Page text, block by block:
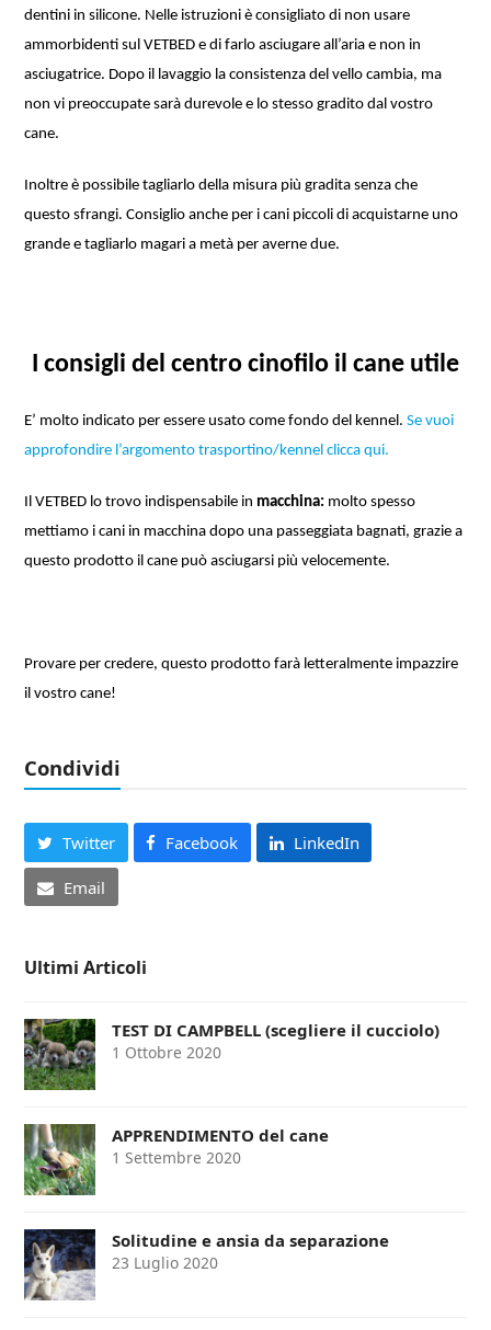
dentini in silicone. Nelle istruzioni è consigliato di non usare
ammorbidenti sul VETBED e di farlo asciugare all’aria e non in
asciugatrice. Dopo il lavaggio la consistenza del vello cambia, ma
non vi preoccupate sarà durevole e lo stesso gradito dal vostro
cane.
Inoltre è possibile tagliarlo della misura più gradita senza che
questo sfrangi. Consiglio anche per i cani piccoli di acquistarne uno
grande e tagliarlo magari a metà per averne due.
I consigli del centro cinofilo il cane utile
E’ molto indicato per essere usato come fondo del kennel. Se vuoi
approfondire l’argomento trasportino/kennel clicca qui.
Il VETBED lo trovo indispensabile in macchina: molto spesso
mettiamo i cani in macchina dopo una passeggiata bagnati, grazie a
questo prodotto il cane può asciugarsi più velocemente.
Provare per credere, questo prodotto farà letteralmente impazzire
il vostro cane!
Condividi
Twitter Facebook LinkedIn
Email
Ultimi Articoli
TEST DI CAMPBELL (scegliere il cucciolo)
1 Ottobre 2020
APPRENDIMENTO del cane
1 Settembre 2020
Solitudine e ansia da separazione
23 Luglio 2020